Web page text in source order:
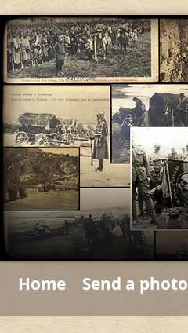
Home Send a photo